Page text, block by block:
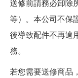
送修前請務必卸除
等）。本公司不保
後導致配件不再適
務。
若您需要送修商品